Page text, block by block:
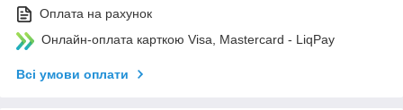
Оплата на рахунок
Онлайн-оплата карткою Visa, Mastercard - LiqPay
Всі умови оплати